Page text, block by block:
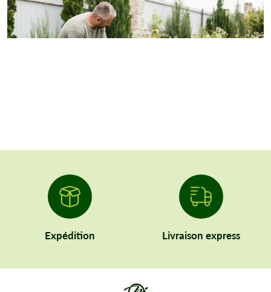
Expédition Livraison express